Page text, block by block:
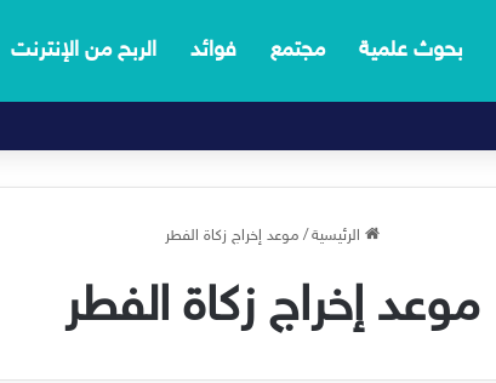
بحوث علمية مجتمع فوائد الربح من الإنترنت
الرئيسية / موعد إخراج زكاة الفطر
موعد إخراج زكاة الفطر